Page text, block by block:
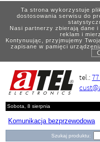
Ta strona wykorzystuje
dostosowania serwisu do
Nasi partnerzy zbierają dane
reklam i
Kontynuując, przyjmujemy
zapisane w pamięci
tel.:
Sobota, 8 sierpnia
Komunikacja bezprzewodowa
Szukaj produktu: